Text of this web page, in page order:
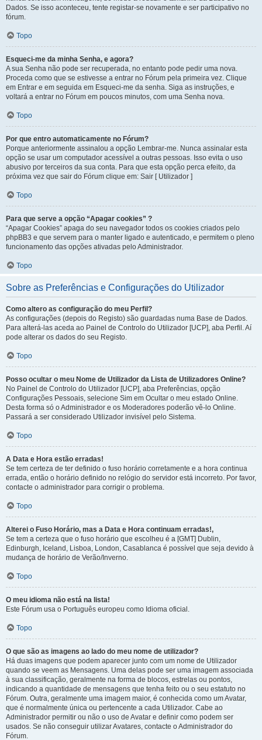
Dados. Se isso aconteceu, tente registar-se novamente e ser participativo no
fórum.
Topo
Esqueci-me da minha Senha, e agora?
A sua Senha não pode ser recuperada, no entanto pode pedir uma nova.
Proceda como que se estivesse a entrar no Fórum pela primeira vez. Clique
em Entrar e em seguida em Esqueci-me da senha. Siga as instruções, e
voltará a entrar no Fórum em poucos minutos, com uma Senha nova.
Topo
Por que entro automaticamente no Fórum?
Porque anteriormente assinalou a opção Lembrar-me. Nunca assinalar esta
opção se usar um computador acessível a outras pessoas. Isso evita o uso
abusivo por terceiros da sua conta. Para que esta opção perca efeito, da
próxima vez que sair do Fórum clique em: Sair [ Utilizador ]
Topo
Para que serve a opção “Apagar cookies” ?
“Apagar Cookies” apaga do seu navegador todos os cookies criados pelo
phpBB3 e que servem para o manter ligado e autenticado, e permitem o pleno
funcionamento das opções ativadas pelo Administrador.
Topo
Sobre as Preferências e Configurações do Utilizador
Como altero as configuração do meu Perfil?
As configurações (depois do Registo) são guardadas numa Base de Dados.
Para alterá-las aceda ao Painel de Controlo do Utilizador [UCP], aba Perfil. Aí
pode alterar os dados do seu Registo.
Topo
Posso ocultar o meu Nome de Utilizador da Lista de Utilizadores Online?
No Painel de Controlo do Utilizador [UCP], aba Preferências, opção
Configurações Pessoais, selecione Sim em Ocultar o meu estado Online.
Desta forma só o Administrador e os Moderadores poderão vê-lo Online.
Passará a ser considerado Utilizador invisível pelo Sistema.
Topo
A Data e Hora estão erradas!
Se tem certeza de ter definido o fuso horário corretamente e a hora continua
errada, então o horário definido no relógio do servidor está incorreto. Por favor,
contacte o administrador para corrigir o problema.
Topo
Alterei o Fuso Horário, mas a Data e Hora continuam erradas!,
Se tem a certeza que o fuso horário que escolheu é a [GMT] Dublin,
Edinburgh, Iceland, Lisboa, London, Casablanca é possível que seja devido à
mudança de horário de Verão/Inverno.
Topo
O meu idioma não está na lista!
Este Fórum usa o Português europeu como Idioma oficial.
Topo
O que são as imagens ao lado do meu nome de utilizador?
Há duas imagens que podem aparecer junto com um nome de Utilizador
quando se veem as Mensagens. Uma delas pode ser uma imagem associada
à sua classificação, geralmente na forma de blocos, estrelas ou pontos,
indicando a quantidade de mensagens que tenha feito ou o seu estatuto no
Fórum. Outra, geralmente uma imagem maior, é conhecida como um Avatar,
que é normalmente única ou pertencente a cada Utilizador. Cabe ao
Administrador permitir ou não o uso de Avatar e definir como podem ser
usados. Se não conseguir utilizar Avatares, contacte o Administrador do
Fórum.